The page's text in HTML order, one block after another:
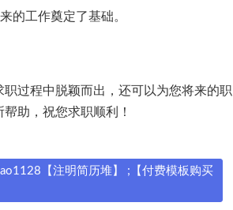
的工作奠定了基础。
过程中脱颖而出，还可以为您将来的职
助，祝您求职顺利！
【注明简历堆】 ;【付费模板购买